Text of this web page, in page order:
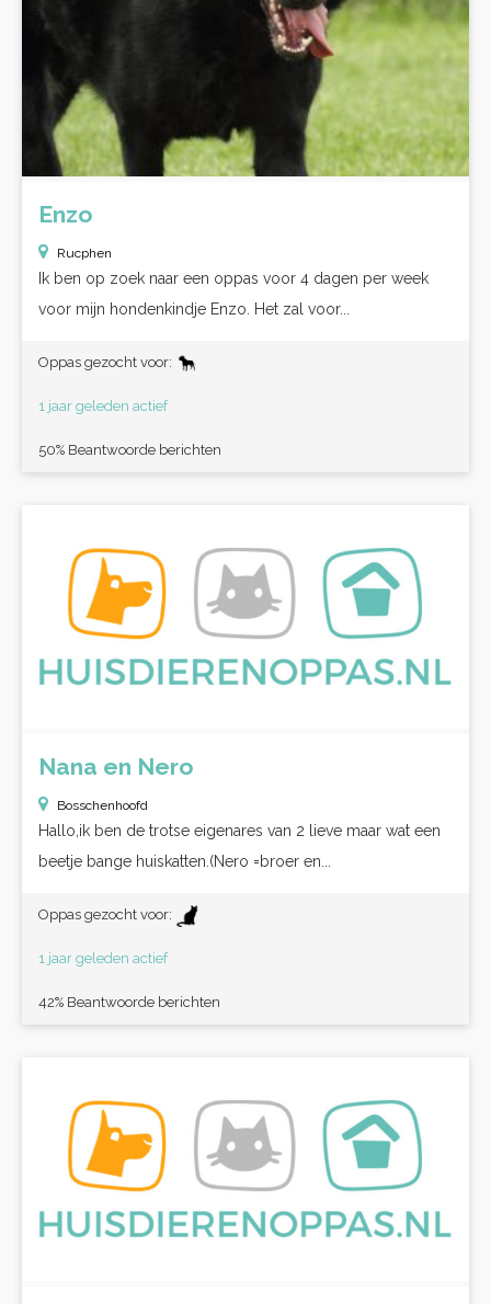
Enzo
Rucphen
Ik ben op zoek naar een oppas voor 4 dagen per week
voor mijn hondenkindje Enzo. Het zal voor...
Oppas gezocht voor:
1 jaar geleden actief
50% Beantwoorde berichten
Nana en Nero
Bosschenhoofd
Hallo,ik ben de trotse eigenares van 2 lieve maar wat een
beetje bange huiskatten.(Nero =broer en...
Oppas gezocht voor:
1 jaar geleden actief
42% Beantwoorde berichten